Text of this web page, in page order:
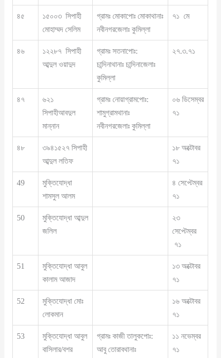
৪৫
১৫০০৩ সিপাহী
মোহাম্মদ সেলিম
গ্রামঃ মোকাপোঃ মোকাথানাঃ
নবীনগরজেলাঃ কুমিল্লা
৭১ মে
৪৬
১২২৮৭ সিপাহী
আব্দুল ওয়াদুদ
গ্রামঃ সতনাপোঃ:
চান্দিনাথানাঃ চান্দিনাজেলাঃ
কুমিল্লা
২৭.৩.৭১
৪৭
৬২১
সিপাহীআবদুল
মান্নান
গ্রামঃ নোয়াগ্রামপোঃ:
শামুগ্রামথানাঃ
নবীনগরজেলাঃ কুমিল্লা
০৬ ডিসেম্বর
৭১
৪৮
৩৯৪১৫২৭ সিপাহী
আব্দুল লতিফ
১৮ অক্টোবর
৭১
49
মুক্তিযোদ্ধা
শামসুল আলম
৪ সেপ্টেম্বর
৭১
50
মুক্তিযোদ্ধা আব্দুল
জলিল
২৩
সেপ্টেম্বর
৭১
51
মুক্তিযোদ্ধা আবুল
কালাম আজাদ
১৩ অক্টোবর
৭১
52
মুক্তিযোদ্ধা মোঃ
লোকমান
১৬ অক্টোবর
৭১
53
মুক্তিযোদ্ধা আবুল
বাসিলার/বশর
গ্রামঃ কাজী তালুকপোঃ:
আবু তোরাবথানাঃ
১১ নভেম্বর
৭১